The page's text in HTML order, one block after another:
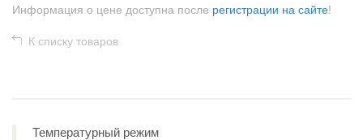
Информация о цене доступна после регистрации на сайте!
К списку товаров
Температурный режим